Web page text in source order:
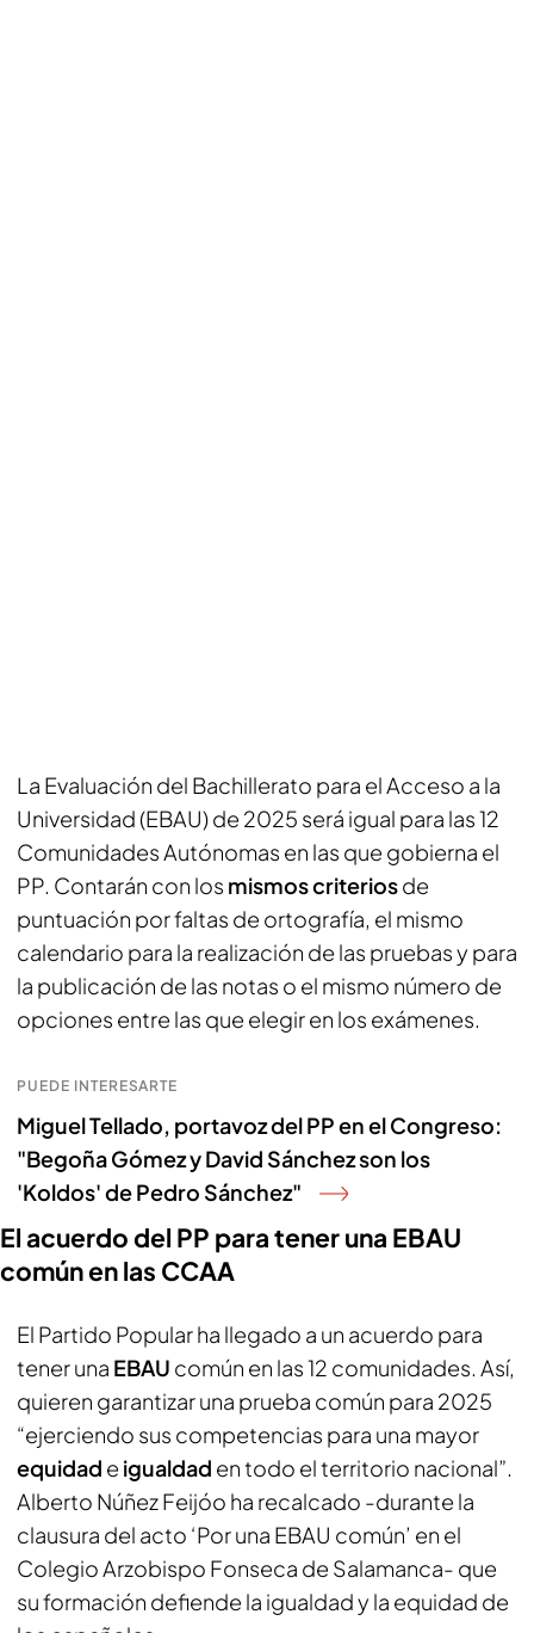
La Evaluación del Bachillerato para el Acceso a la
Universidad (EBAU) de 2025 será igual para las 12
Comunidades Autónomas en las que gobierna el
PP. Contarán con los mismos criteriosde
puntuación por faltas de ortografía, el mismo
calendario para la realización de las pruebas y para
la publicación de las notas o el mismo número de
opciones entre las que elegir en los exámenes.
PUEDE INTERESARTE
Miguel Tellado, portavoz del PP en el Congreso:
"Begoña Gómez y David Sánchez son los
'Koldos' de Pedro Sánchez"
El acuerdo del PP para tener una EBAU
común en las CCAA
El Partido Popular ha llegado a un acuerdo para
tener una EBAU común en las 12 comunidades. Así,
quieren garantizar una prueba común para 2025
“ejerciendo sus competencias para una mayor
equidad e igualdad en todo el territorio nacional”.
Alberto Núñez Feijóo ha recalcado -durante la
clausura del acto ‘Por una EBAU común’ en el
Colegio Arzobispo Fonseca de Salamanca- que
su formación defiende la igualdad y la equidad de